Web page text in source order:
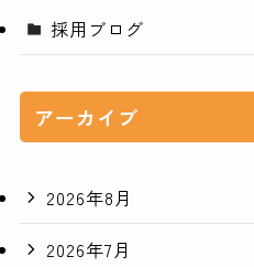
採用ブログ
アーカイブ
2026年8月
2026年7月